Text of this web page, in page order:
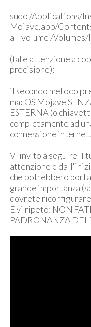
sudo /Applications/
Mojave.app/
a --volume /Volumes/
(fate attenzione a
precisione);
il secondo metodo
macOS Mojave
ESTERNA (o
completamente ad
connessione internet.
VI invito a seguire il
attenzione e
che potrebbero
grande importanza
dovrete
E vi ripeto: NON
PADRONANZA